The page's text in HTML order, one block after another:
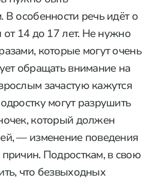
особенности речь идёт о
от 14 до 17 лет. Не нужно
которые могут очень
обращать внимание на
зачастую кажутся
могут разрушить
который должен
— изменение поведения
Подросткам, в свою
что безвыходных